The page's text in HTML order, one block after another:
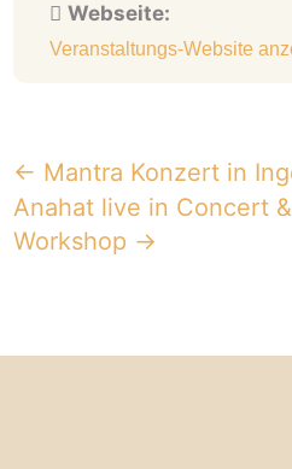
Webseite:
Veranstaltungs-Website
← Mantra Konzert in
Anahat live in Concert
Workshop →